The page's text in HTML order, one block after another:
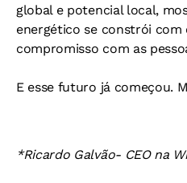
global e potencial local,
energético se constrói
compromisso com as
E esse futuro já começou.
*Ricardo Galvão- CEO na